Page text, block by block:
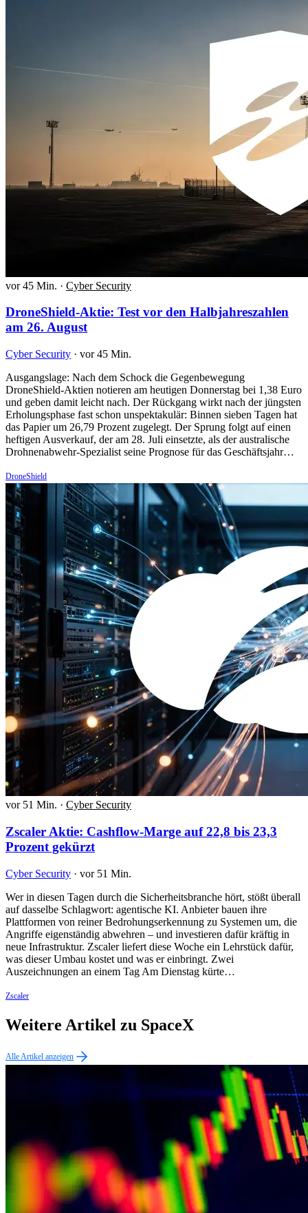
vor 45 Min. · Cyber Security
DroneShield-Aktie: Test vor den Halbjahreszahlen
am 26. August
Cyber Security · vor 45 Min.
Ausgangslage: Nach dem Schock die Gegenbewegung
DroneShield-Aktien notieren am heutigen Donnerstag bei 1,38 Euro
und geben damit leicht nach. Der Rückgang wirkt nach der jüngsten
Erholungsphase fast schon unspektakulär: Binnen sieben Tagen hat
das Papier um 26,79 Prozent zugelegt. Der Sprung folgt auf einen
heftigen Ausverkauf, der am 28. Juli einsetzte, als der australische
Drohnenabwehr-Spezialist seine Prognose für das Geschäftsjahr…
DroneShield
vor 51 Min. · Cyber Security
Zscaler Aktie: Cashflow-Marge auf 22,8 bis 23,3
Prozent gekürzt
Cyber Security · vor 51 Min.
Wer in diesen Tagen durch die Sicherheitsbranche hört, stößt überall
auf dasselbe Schlagwort: agentische KI. Anbieter bauen ihre
Plattformen von reiner Bedrohungserkennung zu Systemen um, die
Angriffe eigenständig abwehren – und investieren dafür kräftig in
neue Infrastruktur. Zscaler liefert diese Woche ein Lehrstück dafür,
was dieser Umbau kostet und was er einbringt. Zwei
Auszeichnungen an einem Tag Am Dienstag kürte…
Zscaler
Weitere Artikel zu SpaceX
Alle Artikel anzeigen